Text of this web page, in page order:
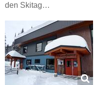
den Skitag…